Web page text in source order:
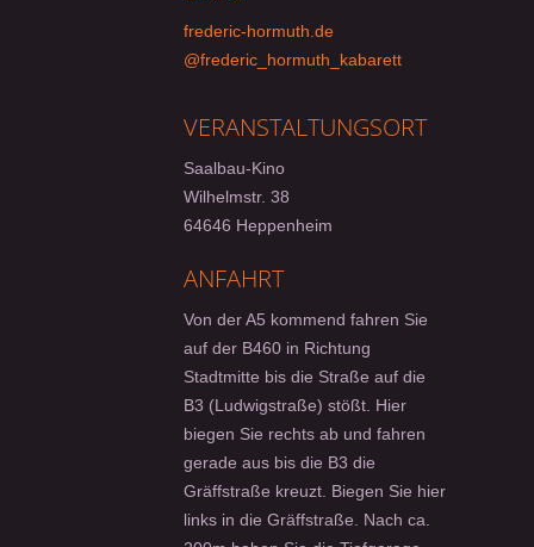
frederic-hormuth.de
@frederic_hormuth_kabarett
VERANSTALTUNGSORT
Saalbau-Kino
Wilhelmstr. 38
64646 Heppenheim
ANFAHRT
Von der A5 kommend fahren Sie
auf der B460 in Richtung
Stadtmitte bis die Straße auf die
B3 (Ludwigstraße) stößt. Hier
biegen Sie rechts ab und fahren
gerade aus bis die B3 die
Gräffstraße kreuzt. Biegen Sie hier
links in die Gräffstraße. Nach ca.